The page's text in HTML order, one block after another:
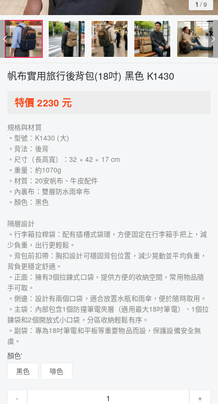
1 /9
帆布實用旅行後背包(18吋) 黑色 K1430
特價2230元
規格與材質
。型號：K1430 (大)
。背法：後背
。尺寸（長高寬）：32 × 42 × 17 cm
。重量：約1070g
。材質：20安帆布、牛皮配件
。內裏布：雙層防水雨傘布
。顏色：黑色
隔層設計
。行李箱拉桿袋：配有插槽式袋環，方便固定在行李箱手把上，減
少負重，出行更輕鬆。
。背包前扣帶：胸扣設計可穩固背包位置，減少晃動並平均負重，
背負更穩定舒適。
。正面：擁有3個拉鍊式口袋，提供方便的收納空間，常用物品隨
手可取。
。側邊：設計有兩個口袋，適合放置水瓶和雨傘，便於隨時取用。
。主袋：內部包含1個防撞筆電夾層（適用最大18吋筆電）、1個拉
鍊袋和2個開放式小口袋，分區收納輕鬆有序。
。副袋：專為18吋筆電和平板等重要物品而設，保護設備安全無
虞。
顏色'
黑色
啡色
- +